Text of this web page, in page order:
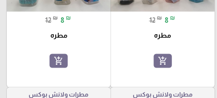
12 ₪ 8 ₪
مطره
add_shopping_cart
12 ₪ 8 ₪
مطره
add_shopping_cart
مطرات ولانش بوكس مطرات ولانش بوكس